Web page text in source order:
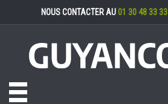
NOUS CONTACTER AU 01 30 48 33 33
Toggle navigation